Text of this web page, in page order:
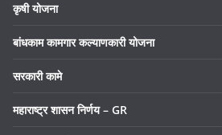
कृषी योजना
बांधकाम कामगार कल्याणकारी योजना
सरकारी कामे
महाराष्ट्र शासन निर्णय – GR